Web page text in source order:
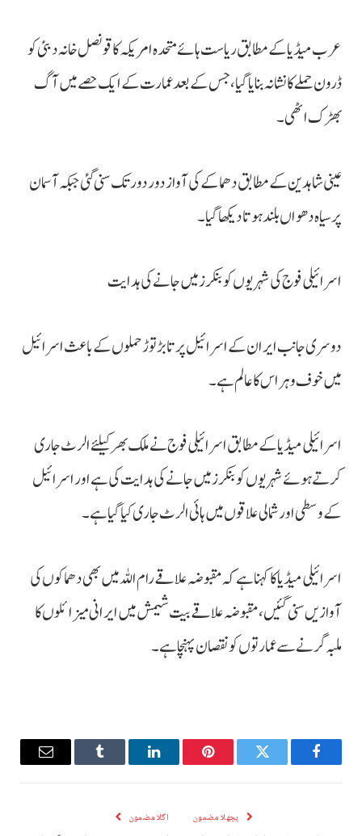
عرب میڈیا کے مطابق ریاست ہائے متحدہ امریکہ کا قونصل خانہ دبئی کو
ڈرون حملے کا نشانہ بنایا گیا، جس کے بعد عمارت کے ایک حصے میں آگ
بھڑک اٹھی۔
عینی شاہدین کے مطابق دھماکے کی آواز دور دور تک سنی گئی جبکہ آسمان
پر سیاہ دھواں بلند ہوتا دیکھا گیا۔
اسرائیلی فوج کی شہریوں کو بنکرز میں جانے کی ہدایت
دوسری جانب ایران کے اسرائیل پر تابڑ توڑ حملوں کے باعث اسرائیل
میں خوف و ہراس کا عالم ہے۔
اسرائیلی میڈیا کے مطابق اسرائیلی فوج نے ملک بھر کیلئے الرٹ جاری
کرتے ہوئے شہریوں کو بنکرز میں جانے کی ہدایت کی ہے اور اسرائیل
کے وسطی اور شمالی علاقوں میں ہائی الرٹ جاری کیا گیا ہے۔
اسرائیلی میڈیا کا کہنا ہے کہ مقبوضہ علاقے رام اللہ میں بھی دھماکوں کی
آوازیں سنی گئیں، مقبوضہ علاقے بیت شیمش میں ایرانی میزائلوں کا
ملبہ گرنے سے عمارتوں کو نقصان پہنچا ہے۔
Facebook
Twitter
Pinterest
LinkedIn
Tumblr
Email
پچھلا مضمون اگلا مضمون